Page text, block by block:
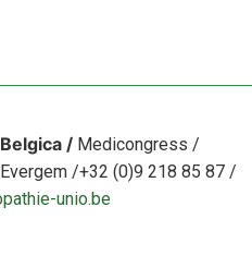
/ Medicongress /
/+32 (0)9 218 85 87/
unio.be